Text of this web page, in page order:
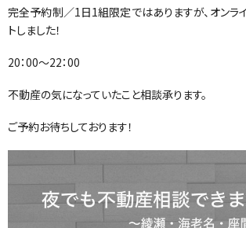
完全予約制／1日1組限定ではありますが、オンラ
トしました！
20：00～22：00
不動産の気になっていたこと相談承ります。
ご予約お待ちしております！